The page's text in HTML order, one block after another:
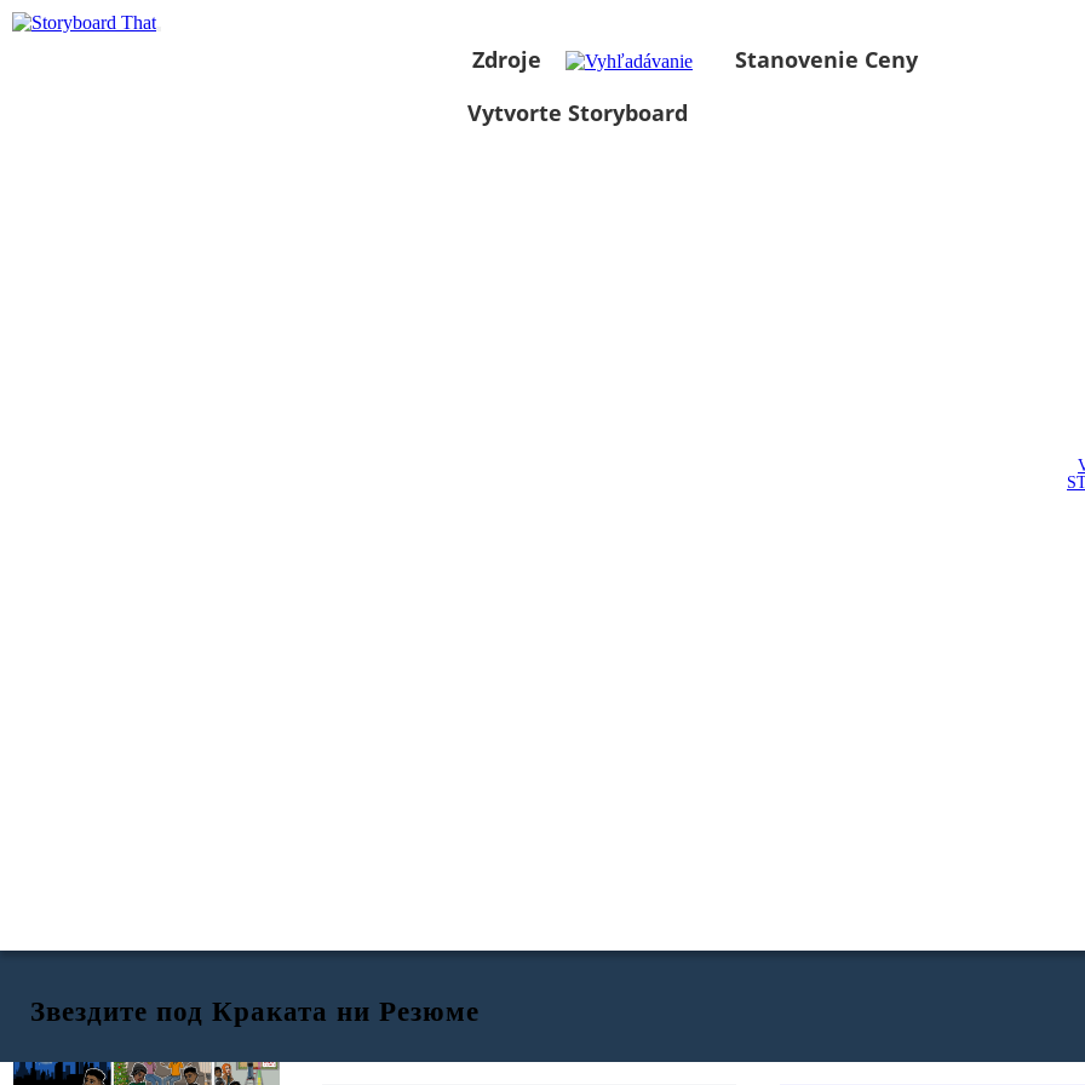
Zdroje
Stanovenie Ceny
Vytvorte Storyboard
Звездите под Краката ни Резюме
Звездите под краката ни ЕКСПОЗИЦИЯ / КОНФЛИКТ RISING ДЕЙСТВИЕ
10 FT висока кула КОНКУРС ДНЕС!